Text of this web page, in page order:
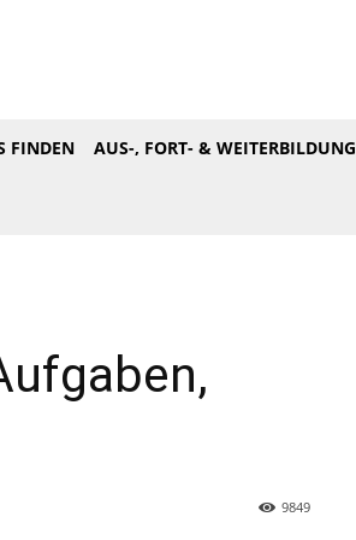
FINDEN AUS-, FORT- & WEITERBILDUNG
9849